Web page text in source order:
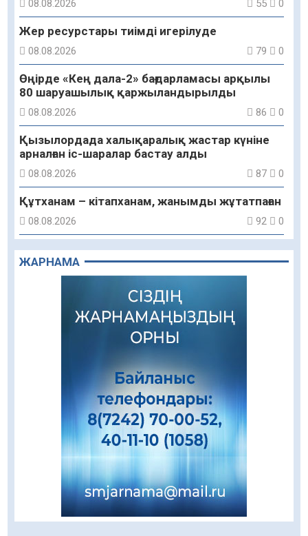
08.08.2026 55 0
Жер ресурстары тиімді игерілуде
08.08.2026 79 0
Өңірде «Кең дала-2» бағдарламасы арқылы
80 шаруашылық қаржыландырылды
08.08.2026 86 0
Қызылордада халықаралық жастар күніне
арналған іс-шаралар бастау алды
08.08.2026 87 0
Құтханам – кітапханам, жанымды жұтатпаған
08.08.2026 92 0
Құрылыс қарқыны – қала дамуының айғағы
08.08.2026
Зәулім ғимараттарда туған жерді түлеткен
азаматтардың қолтаңбасы бар
Еңбегі ерлікпен тең мамандық
Даналықтың шырағданы, ой-сананың
шамшырағы
08.08.2026
Кенеге қарсы залалсыздандыру жұмыстары
жүргізілуде
07.08.2026
ЖАРНАМА